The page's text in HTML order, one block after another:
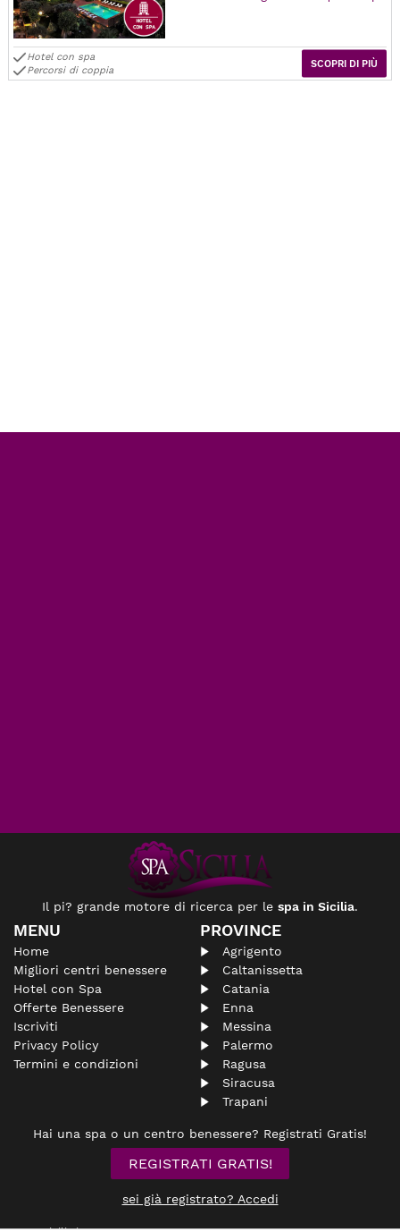
SCOPRI DI PIÙ
Hotel con spa
Percorsi di coppia
Il pi? grande motore di ricerca per le spa in Sicilia.
MENU
Home
Migliori centri benessere
Hotel con Spa
Offerte Benessere
Iscriviti
Privacy Policy
Termini e condizioni
PROVINCE
Agrigento
Caltanissetta
Catania
Enna
Messina
Palermo
Ragusa
Siracusa
Trapani
Hai una spa o un centro benessere? Registrati Gratis!
REGISTRATI GRATIS!
sei già registrato? Accedi